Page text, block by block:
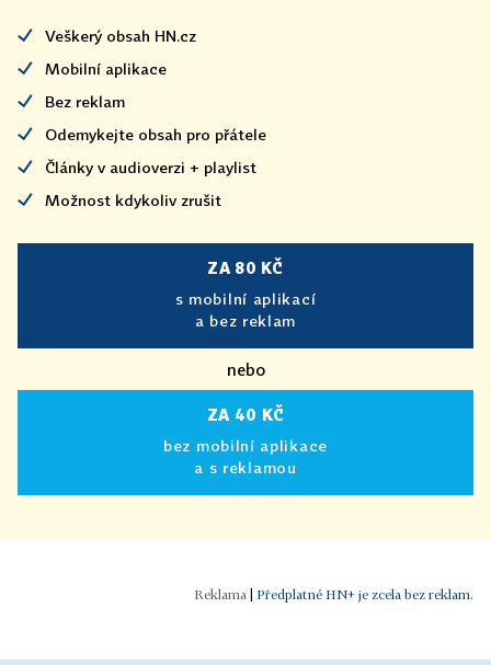
Veškerý obsah HN.cz
Mobilní aplikace
Bez reklam
Odemykejte obsah pro přátele
Články v audioverzi + playlist
Možnost kdykoliv zrušit
ZA 80 KČ
s mobilní aplikací
a bez reklam
nebo
ZA 40 KČ
bez mobilní aplikace
a s reklamou
| Předplatné HN+ je zcela bez reklam.